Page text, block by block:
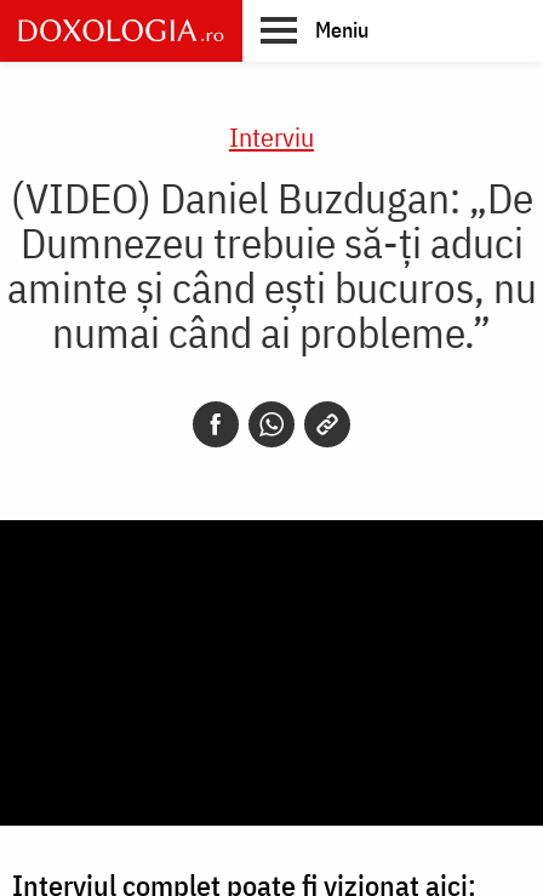
Skip
to
main
Meniu
Interviu
(VIDEO) Daniel Buzdugan: „De
Dumnezeu trebuie să-ți aduci
aminte și când ești bucuros, nu
numai când ai probleme.”
Interviul complet poate fi vizionat aici: